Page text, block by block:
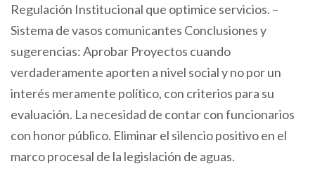
Regulación Institucional que optimice servicios. –
Sistema de vasos comunicantes Conclusiones y
sugerencias: Aprobar Proyectos cuando
verdaderamente aporten a nivel social y no por un
interés meramente político, con criterios para su
evaluación. La necesidad de contar con funcionarios
con honor público. Eliminar el silencio positivo en el
marco procesal de la legislación de aguas.